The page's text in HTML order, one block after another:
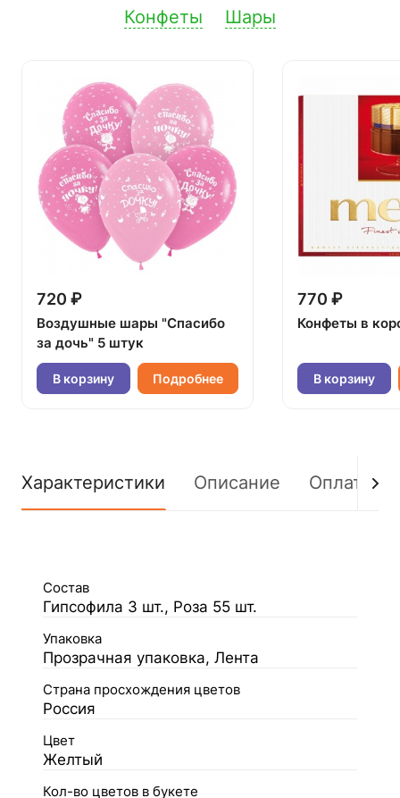
Конфеты Шары
720 ₽
Воздушные шары "Спасибо
за дочь" 5 штук
В корзину Подробнее
770 ₽
Конфеты в
В корзину
Характеристики Описание Оплата
Состав
Гипсофила 3 шт., Роза 55 шт.
Упаковка
Прозрачная упаковка, Лента
Страна просхождения цветов
Россия
Цвет
Желтый
Кол-во цветов в букете